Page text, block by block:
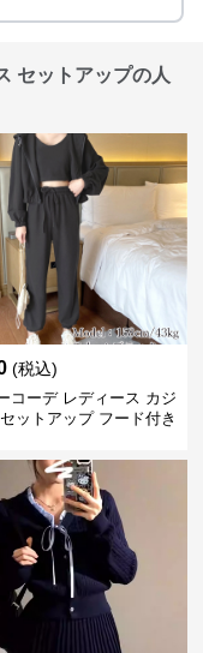
セットアップの人
(税込)
コーデ レディース カジ
ットアップ フード付き